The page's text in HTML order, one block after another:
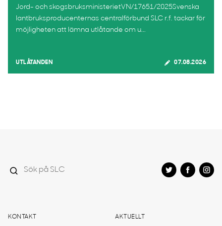
Jord- och skogsbruksministerietVN/17651/2025Svenska
lantbruksproducenternas centralförbund SLC r.f. tackar för
möjligheten att lämna utlåtande om u...
UTLÅTANDEN 07.08.2026
KONTAKT AKTUELLT